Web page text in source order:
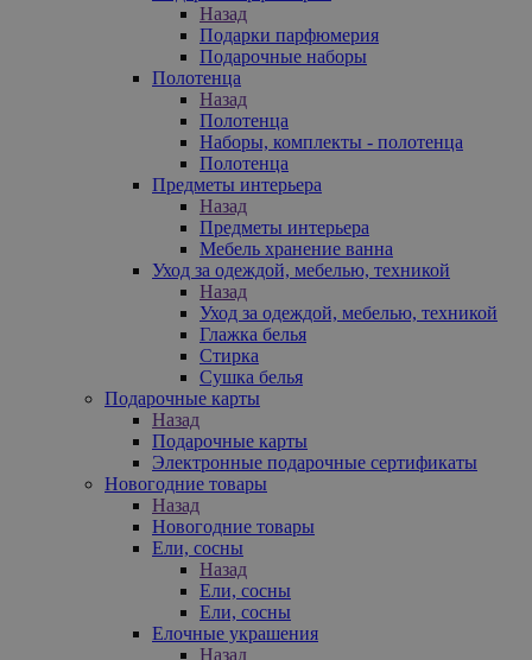
Назад
Подарки парфюмерия
Подарочные наборы
Полотенца
Назад
Полотенца
Наборы, комплекты - полотенца
Полотенца
Предметы интерьера
Назад
Предметы интерьера
Мебель хранение ванна
Уход за одеждой, мебелью, техникой
Назад
Уход за одеждой, мебелью, техникой
Глажка белья
Стирка
Сушка белья
Подарочные карты
Назад
Подарочные карты
Электронные подарочные сертификаты
Новогодние товары
Назад
Новогодние товары
Ели, сосны
Назад
Ели, сосны
Ели, сосны
Елочные украшения
Назад